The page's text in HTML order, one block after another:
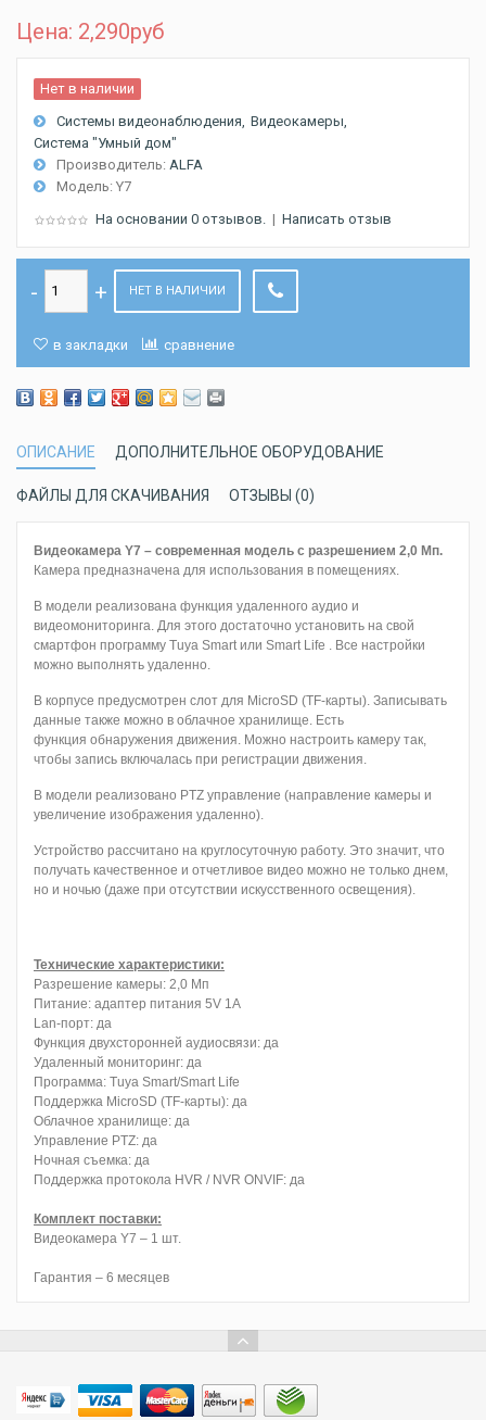
Цена: 2,290руб
Нет в наличии
Системы видеонаблюдения Видеокамеры
Система "Умный дом"
Производитель: ALFA
Модель: Y7
На основании 0 отзывов. | Написать отзыв
НЕТ В НАЛИЧИИ
в закладки сравнение
ОПИСАНИЕ ДОПОЛНИТЕЛЬНОЕ ОБОРУДОВАНИЕ
ФАЙЛЫ ДЛЯ СКАЧИВАНИЯ ОТЗЫВЫ (0)
Видеокамера Y7 – современная модель с разрешением 2,0 Мп.
Камера предназначена для использования в помещениях.
В модели реализована функция удаленного аудио и
видеомониторинга. Для этого достаточно установить на свой
смартфон программу Tuya Smart или Smart Life . Все настройки
можно выполнять удаленно.
В корпусе предусмотрен слот для MicroSD (TF-карты). Записывать
данные также можно в облачное хранилище. Есть
функция обнаружения движения. Можно настроить камеру так,
чтобы запись включалась при регистрации движения.
В модели реализовано PTZ управление (направление камеры и
увеличение изображения удаленно).
Устройство рассчитано на круглосуточную работу. Это значит, что
получать качественное и отчетливое видео можно не только днем,
но и ночью (даже при отсутствии искусственного освещения).
Технические характеристики:
Разрешение камеры: 2,0 Мп
Питание: адаптер питания 5V 1A
Lan-порт: да
Функция двухсторонней аудиосвязи: да
Удаленный мониторинг: да
Программа: Tuya Smart/Smart Life
Поддержка MicroSD (TF-карты): да
Облачное хранилище: да
Управление PTZ: да
Ночная съемка: да
Поддержка протокола HVR / NVR ONVIF: да
Комплект поставки:
Видеокамера Y7 – 1 шт.
Гарантия – 6 месяцев